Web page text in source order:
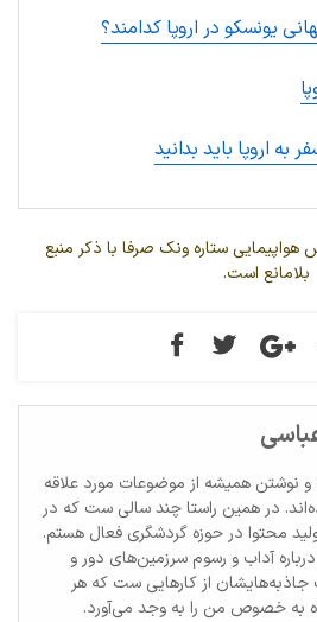
یونسکو در اروپا کدامند؟
اروپا باید بدانید
هواپیمایی ستاره ونک صرفا با ذکر منبع
بلامانع است.
و نوشتن همیشه از موضوعات مورد علاقه
در همین راستا چند سالی ست که در
محتوا در حوزه گردشگری فعال هستم.
آداب و رسوم سرزمین‌های دور و
از کارهایی ست که هر
به خصوص من را به وجد می‌آورد.